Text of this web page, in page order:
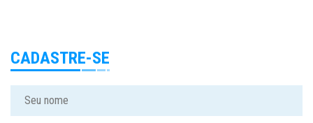
CADASTRE-SE